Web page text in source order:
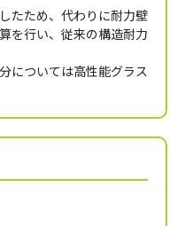
たため、代わりに耐力壁
を行い、従来の構造耐力
については高性能グラス